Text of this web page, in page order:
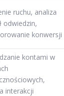
ruchu, analiza
odwiedzin,
konwersji
kontami w
interakcji